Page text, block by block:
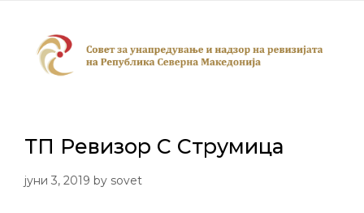
ТП Ревизор С Струмица
јуни 3, 2019 by sovet